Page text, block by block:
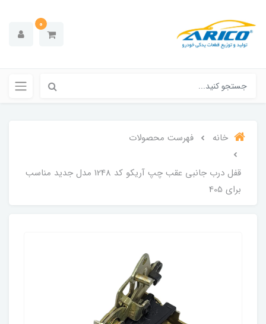
0
خانه فهرست محصولات
قفل درب جانبی عقب چپ آریکو کد 1248 مدل جدید مناسب
برای 405